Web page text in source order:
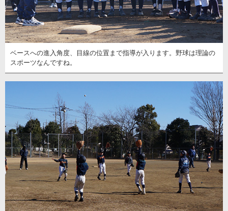
ベースへの進入角度、目線の位置まで指導が入ります。野球は理論の
スポーツなんですね。